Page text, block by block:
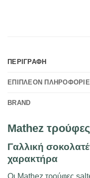
ΠΕΡΙΓΡΑΦΉ
ΕΠΙΠΛΈΟΝ
BRAND
Mathez
Γαλλική
χαρακτήρα
Οι Mathez τρούφες